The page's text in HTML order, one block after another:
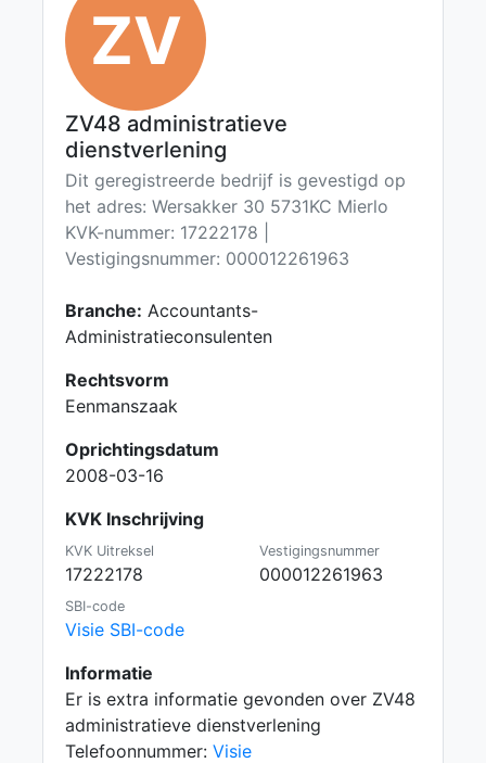
ZV
ZV48 administratieve
dienstverlening
Dit geregistreerde bedrijf is gevestigd op
het adres: Wersakker 30 5731KC Mierlo
KVK-nummer: 17222178 |
Vestigingsnummer: 000012261963
Branche: Accountants-
Administratieconsulenten
Rechtsvorm
Eenmanszaak
Oprichtingsdatum
2008-03-16
KVK Inschrijving
KVK Uitreksel
17222178
Vestigingsnummer
000012261963
SBI-code
Visie SBI-code
Informatie
Er is extra informatie gevonden over ZV48
administratieve dienstverlening
Telefoonnummer: Visie